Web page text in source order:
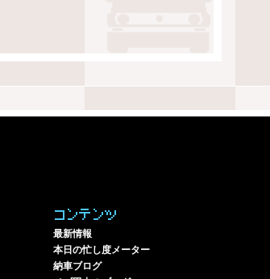
コンテンツ
最新情報
本日の忙し度メーター
納車ブログ